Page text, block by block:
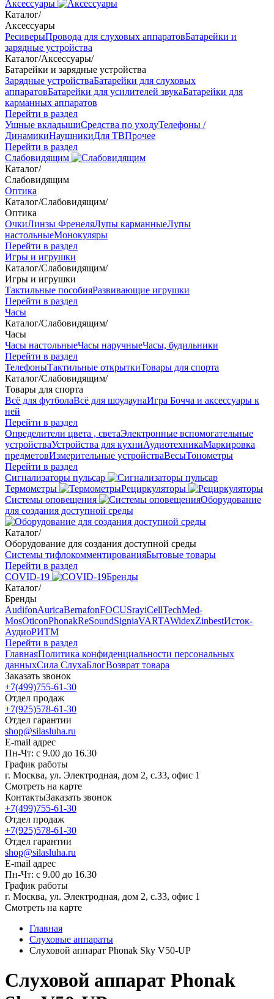
Аксессуары
Каталог/
Аксессуары
РесиверыПровода для слуховых аппаратовБатарейки и
зарядные устройства
Каталог/Аксессуары/
Батарейки и зарядные устройства
Зарядные устройстваБатарейки для слуховых
аппаратовБатарейки для усилителей звукаБатарейки для
карманных аппаратов
Перейти в раздел
Ушные вкладышиСредства по уходуТелефоны /
ДинамикиНаушникиДля ТВПрочее
Перейти в раздел
Слабовидящим
Каталог/
Слабовидящим
Оптика
Каталог/Слабовидящим/
Оптика
ОчкиЛинзы ФренеляЛупы карманныеЛупы
настольныеМонокуляры
Перейти в раздел
Игры и игрушки
Каталог/Слабовидящим/
Игры и игрушки
Тактильные пособияРазвивающие игрушки
Перейти в раздел
Часы
Каталог/Слабовидящим/
Часы
Часы настольныеЧасы наручныеЧасы, будильники
Перейти в раздел
ТелефоныТактильные открыткиТовары для спорта
Каталог/Слабовидящим/
Товары для спорта
Всё для футболаВсё для шоудаунаИгра Бочча и аксессуары к
ней
Перейти в раздел
Определители цвета , светаЭлектронные вспомогательные
устройстваУстройства для кухниАудиотехникаМаркировка
предметовИзмерительные устройстваВесыТонометры
Перейти в раздел
Сигнализаторы пульсар
Термометры
Рециркуляторы
Cистемы оповещения
Оборудование
для создания доступной среды
Каталог/
Оборудование для создания доступной среды
Системы тифлокомментированияБытовые товары
Перейти в раздел
COVID-19
Бренды
Каталог/
Бренды
AudifonAuricaBernafonFOCUSrayiCellTechMed-
MosOticonPhonakReSoundSigniaVARTAWidexZinbestИсток-
АудиоРИТМ
Перейти в раздел
ГлавнаяПолитика конфиденциальности персональных
данныхСила СлухаБлогВозврат товара
Заказать звонок
+7(499)755-61-30
Отдел продаж
+7(925)578-61-30
Отдел гарантии
shop@silasluha.ru
E-mail адрес
Пн-Чт: с 9.00 до 16.30
График работы
г. Москва, ул. Электродная, дом 2, с.33, офис 1
Смотреть на карте
КонтактыЗаказать звонок
+7(499)755-61-30
Отдел продаж
+7(925)578-61-30
Отдел гарантии
shop@silasluha.ru
E-mail адрес
Пн-Чт: с 9.00 до 16.30
График работы
г. Москва, ул. Электродная, дом 2, с.33, офис 1
Смотреть на карте
Главная
Слуховые аппараты
Слуховой аппарат Phonak Sky V50-UP
Слуховой аппарат Phonak